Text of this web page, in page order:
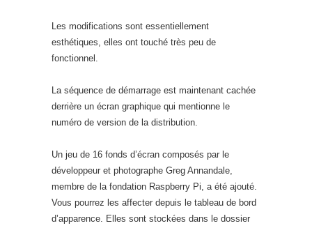
Les modifications sont essentiellement
esthétiques, elles ont touché très peu de
fonctionnel.
La séquence de démarrage est maintenant cachée
derrière un écran graphique qui mentionne le
numéro de version de la distribution.
Un jeu de 16 fonds d’écran composés par le
développeur et photographe Greg Annandale,
membre de la fondation Raspberry Pi, a été ajouté.
Vous pourrez les affecter depuis le tableau de bord
d’apparence. Elles sont stockées dans le dossier